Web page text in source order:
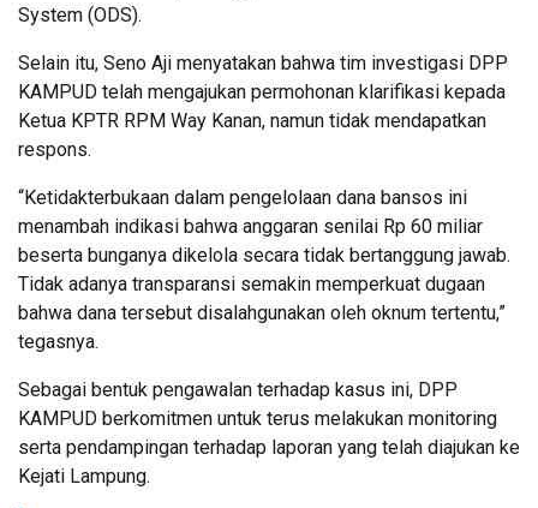
System (ODS).
Selain itu, Seno Aji menyatakan bahwa tim investigasi DPP
KAMPUD telah mengajukan permohonan klarifikasi kepada
Ketua KPTR RPM Way Kanan, namun tidak mendapatkan
respons.
“Ketidakterbukaan dalam pengelolaan dana bansos ini
menambah indikasi bahwa anggaran senilai Rp 60 miliar
beserta bunganya dikelola secara tidak bertanggung jawab.
Tidak adanya transparansi semakin memperkuat dugaan
bahwa dana tersebut disalahgunakan oleh oknum tertentu,”
tegasnya.
Sebagai bentuk pengawalan terhadap kasus ini, DPP
KAMPUD berkomitmen untuk terus melakukan monitoring
serta pendampingan terhadap laporan yang telah diajukan ke
Kejati Lampung.